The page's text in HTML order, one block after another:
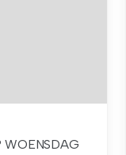
WOENSDAG